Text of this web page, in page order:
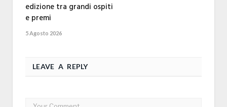
edizione tra grandi ospiti
e premi
5 Agosto 2026
LEAVE A REPLY